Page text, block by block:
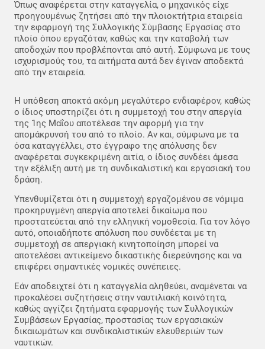
Όπως αναφέρεται στην καταγγελία, ο μηχανικός είχε
προηγουμένως ζητήσει από την πλοιοκτήτρια εταιρεία
την εφαρμογή της Συλλογικής Σύμβασης Εργασίας στο
πλοίο όπου εργαζόταν, καθώς και την καταβολή των
αποδοχών που προβλέπονται από αυτή. Σύμφωνα με τους
ισχυρισμούς του, τα αιτήματα αυτά δεν έγιναν αποδεκτά
από την εταιρεία.
Η υπόθεση αποκτά ακόμη μεγαλύτερο ενδιαφέρον, καθώς
ο ίδιος υποστηρίζει ότι η συμμετοχή του στην απεργία
της 1ης Μαΐου αποτέλεσε την αφορμή για την
απομάκρυνσή του από το πλοίο. Αν και, σύμφωνα με τα
όσα καταγγέλλει, στο έγγραφο της απόλυσης δεν
αναφέρεται συγκεκριμένη αιτία, ο ίδιος συνδέει άμεσα
την εξέλιξη αυτή με τη συνδικαλιστική και εργασιακή του
δράση.
Υπενθυμίζεται ότι η συμμετοχή εργαζομένου σε νόμιμα
προκηρυγμένη απεργία αποτελεί δικαίωμα που
προστατεύεται από την ελληνική νομοθεσία. Για τον λόγο
αυτό, οποιαδήποτε απόλυση που συνδέεται με τη
συμμετοχή σε απεργιακή κινητοποίηση μπορεί να
αποτελέσει αντικείμενο δικαστικής διερεύνησης και να
επιφέρει σημαντικές νομικές συνέπειες.
Εάν αποδειχτεί ότι η καταγγελία αληθεύει, αναμένεται να
προκαλέσει συζητήσεις στην ναυτιλιακή κοινότητα,
καθώς αγγίζει ζητήματα εφαρμογής των Συλλογικών
Συμβάσεων Εργασίας, προστασίας των εργασιακών
δικαιωμάτων και συνδικαλιστικών ελευθεριών των
ναυτικών.